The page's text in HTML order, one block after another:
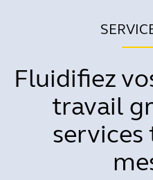
Fluidifiez
travail
services